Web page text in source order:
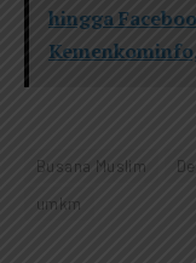
hingga
Busana Muslim
umkm